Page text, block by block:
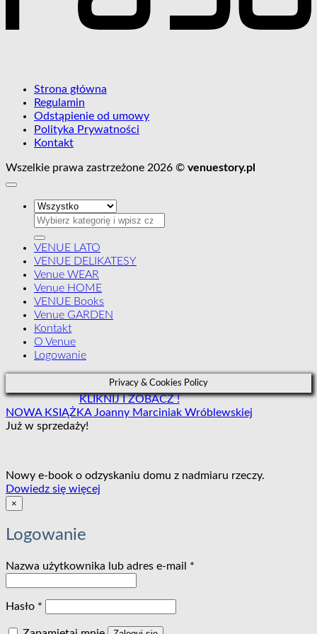
Strona główna
Regulamin
Odstąpienie od umowy
Polityka Prywatności
Kontakt
Wszelkie prawa zastrzeżone 2026 © venuestory.pl
Szukaj:
VENUE LATO
VENUE DELIKATESY
Venue WEAR
Venue HOME
VENUE Books
Venue GARDEN
Kontakt
O Venue
Logowanie
Privacy & Cookies Policy
KLIKNIJ I ZOBACZ !
NOWA KSIĄŻKA Joanny Marciniak Wróblewskiej
Już w sprzedaży!
Nowy e-book o odzyskaniu domu z nadmiaru rzeczy.
Dowiedz się więcej
×
Logowanie
Nazwa użytkownika lub adres e-mail *
Hasło *